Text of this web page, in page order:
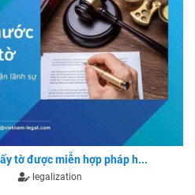
tờ được miễn hợp pháp h...
legalization